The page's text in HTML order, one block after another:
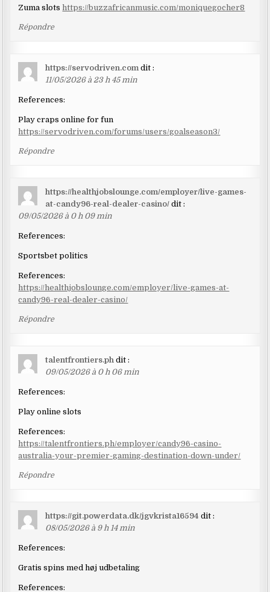
Zuma slots https://buzzafricanmusic.com/moniquegocher8
Répondre
https://servodriven.com dit :
11/05/2026 à 23 h 45 min
References:
Play craps online for fun
https://servodriven.com/forums/users/goalseason3/
Répondre
https://healthjobslounge.com/employer/live-games-
at-candy96-real-dealer-casino/ dit :
09/05/2026 à 0 h 09 min
References:
Sportsbet politics
References:
https://healthjobslounge.com/employer/live-games-at-
candy96-real-dealer-casino/
Répondre
talentfrontiers.ph dit :
09/05/2026 à 0 h 06 min
References:
Play online slots
References:
https://talentfrontiers.ph/employer/candy96-casino-
australia-your-premier-gaming-destination-down-under/
Répondre
https://git.powerdata.dk/jgvkrista16594 dit :
08/05/2026 à 9 h 14 min
References:
Gratis spins med høj udbetaling
References: